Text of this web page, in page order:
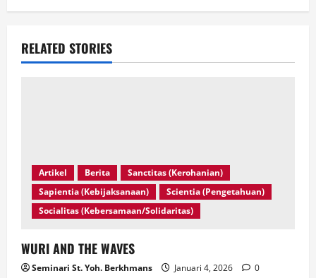
RELATED STORIES
Artikel Berita
Sanctitas (Kerohanian)
Sapientia (Kebijaksanaan)
Scientia (Pengetahuan)
Socialitas (Kebersamaan/Solidaritas)
WURI AND THE WAVES
Seminari St. Yoh. Berkhmans Januari 4, 2026 0